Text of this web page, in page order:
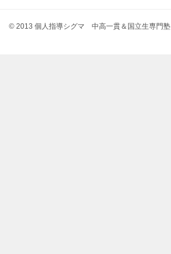
© 2013 個人指導シグマ 中高一貫＆国立生専門塾